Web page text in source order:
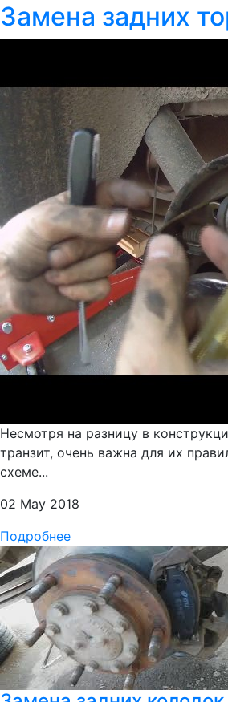
Замена задних
Несмотря на разницу в
транзит, очень важна для их
схеме...
02 May 2018
Подробнее